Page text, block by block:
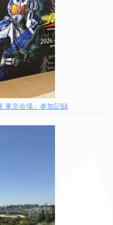
東京会場』参加記録